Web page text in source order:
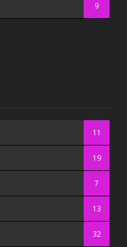
9
11
19
7
13
32